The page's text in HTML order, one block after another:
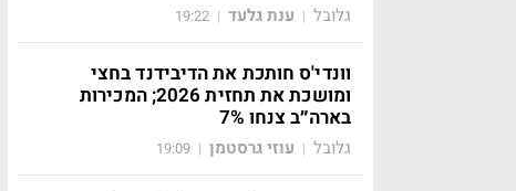
גלובל | ענת גלעד |
19:22
וונדי'ס חותכת את הדיבידנד בחצי
ומושכת את תחזית 2026; המכירות
בארה״ב צנחו 7%
גלובל | עוזי גרסטמן |
19:09